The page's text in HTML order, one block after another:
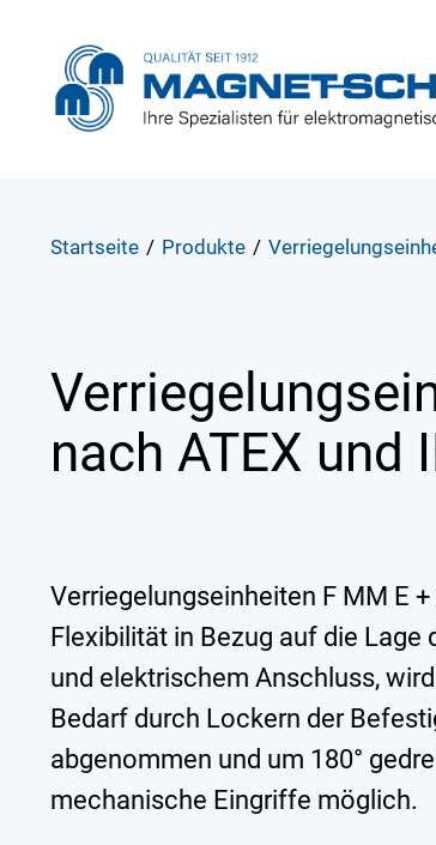
Startseite / Produkte /
nach ATEX und
Verriegelungseinheiten F MM E
Flexibilität in Bezug auf die
und elektrischem Anschluss,
Bedarf durch Lockern der
abgenommen und um 180°
mechanische Eingriffe möglich.